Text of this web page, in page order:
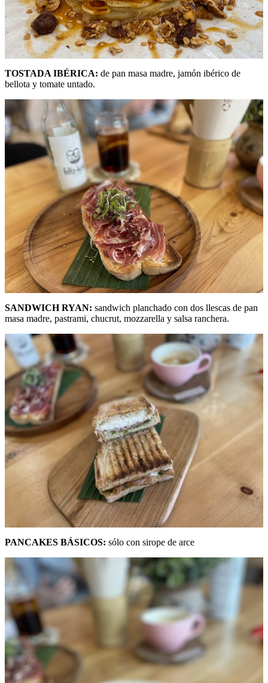
TOSTADA IBÉRICA: de pan masa madre, jamón ibérico de
bellota y tomate untado.
SANDWICH RYAN: sandwich planchado con dos llescas de pan
masa madre, pastrami, chucrut, mozzarella y salsa ranchera.
PANCAKES BÁSICOS: sólo con sirope de arce